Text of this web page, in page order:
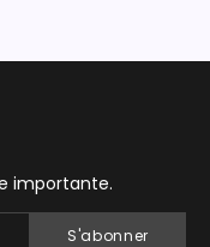
importante.
S'abonner